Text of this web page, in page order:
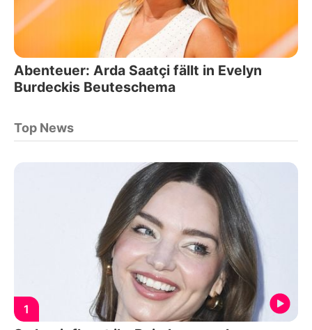
Abenteuer: Arda Saatçi fällt in Evelyn
Burdeckis Beuteschema
Top News
1